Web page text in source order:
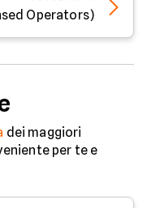
Operators)
dei maggiori
per te e